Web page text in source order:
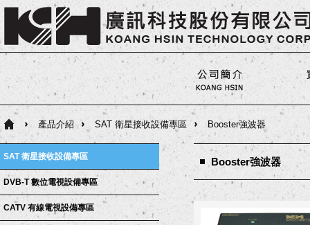
產品介紹 SAT 衛星接收設備專區 Booster強波器
SAT 衛星接收設備專區
DVB-T 數位電視設備專區
CATV 有線電視設備專區
Booster強波器